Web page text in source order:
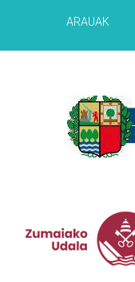
ARAUAK